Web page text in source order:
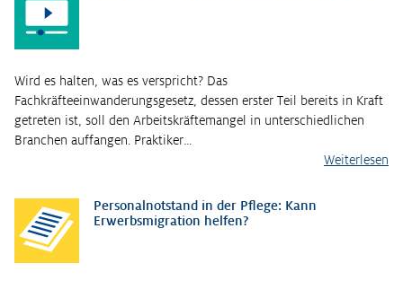
Wird es halten, was es verspricht? Das
Fachkräfteeinwanderungsgesetz, dessen erster Teil bereits in Kraft
getreten ist, soll den Arbeitskräftemangel in unterschiedlichen
Branchen auffangen. Praktiker…
Weiterlesen
Personalnotstand in der Pflege: Kann
Erwerbsmigration helfen?